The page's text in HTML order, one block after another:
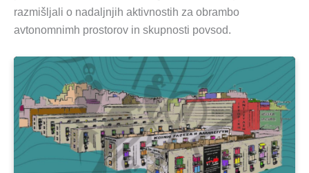
razmišljali o nadaljnjih aktivnostih za obrambo
avtonomnimh prostorov in skupnosti povsod.